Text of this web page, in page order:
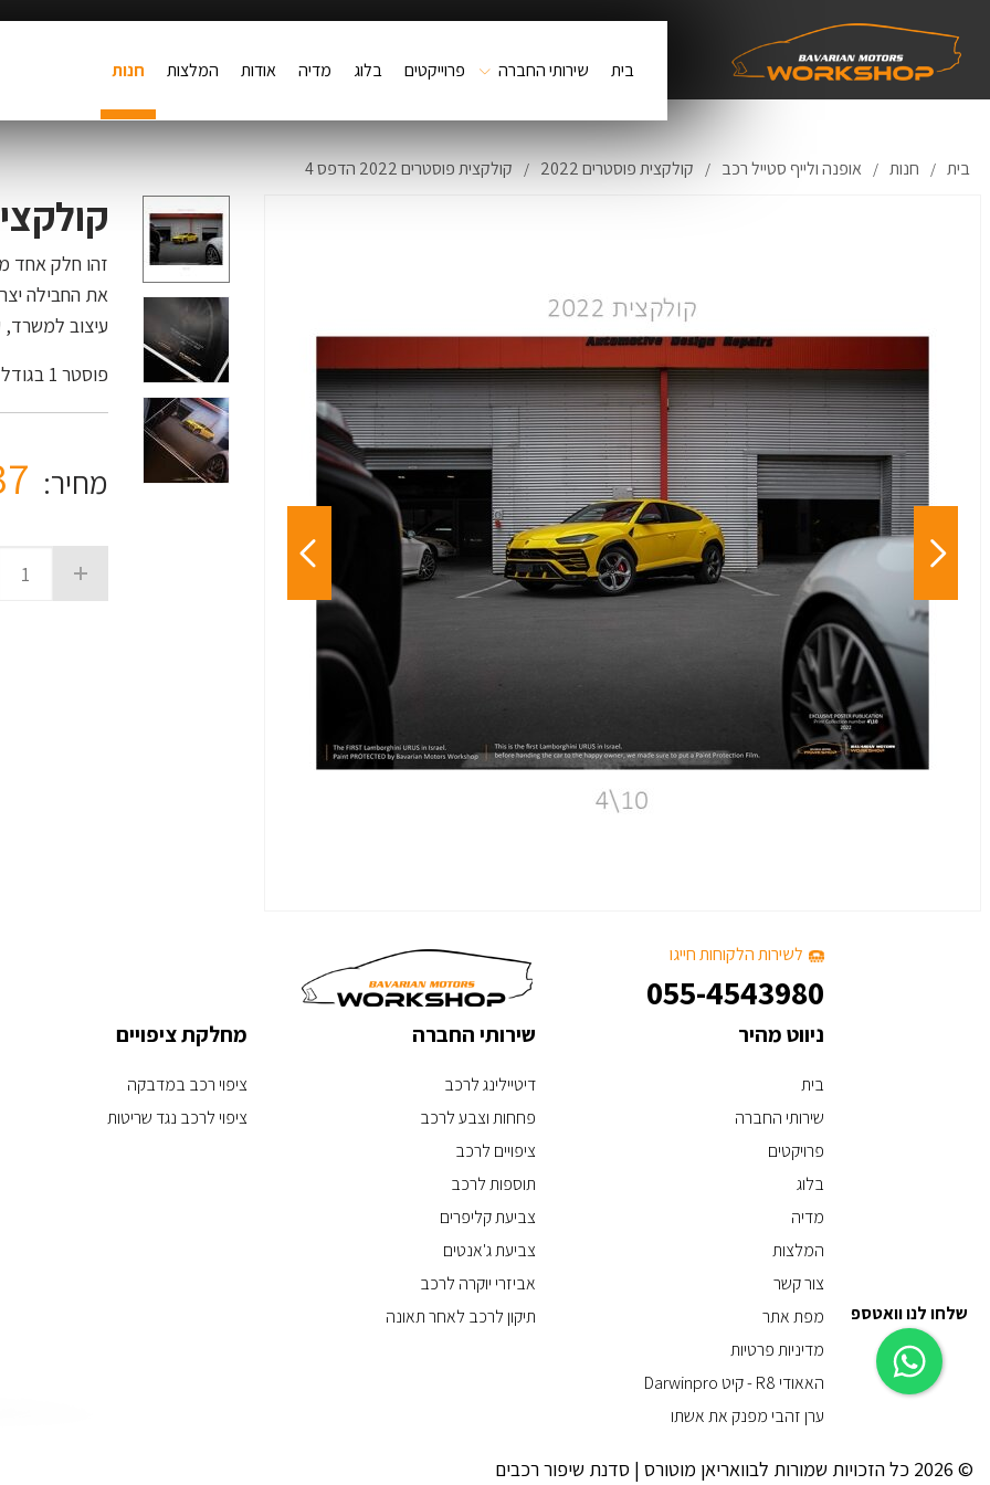
שלחו לנו וואטספ
בית שירותי החברה פרוייקטים בלוג מדיה אודות המלצות חנות
בית / חנות / אופנה ולייף סטייל רכב / קולקצית פוסטרים 2022 / קולקצית פוסטרים 2022 הדפס 4
קולקצית
עיצוב למשרד,
פוסטר 1 בגודל A5. מיועד לשימוש פנימי.
מחיר:
לשירות הלקוחות חייגו
055-4543980
ניווט מהיר
בית
שירותי החברה
פרויקטים
בלוג
מדיה
המלצות
צור קשר
מפת אתר
מדיניות פרטיות
האאודי R8 - קיט Darwinpro
ערן זהבי מפנק את אשתו
שירותי החברה
דיטיילינג לרכב
פחחות וצבע לרכב
ציפויים לרכב
תוספות לרכב
צביעת קליפרים
צביעת ג'אנטים
אביזרי יוקרה לרכב
תיקון לרכב לאחר תאונה
מחלקת ציפויים
ציפוי רכב במדבקה
ציפוי לרכב נגד שריטות
© 2026 כל הזכויות שמורות לבוואריאן מוטורס | סדנת שיפור רכבים